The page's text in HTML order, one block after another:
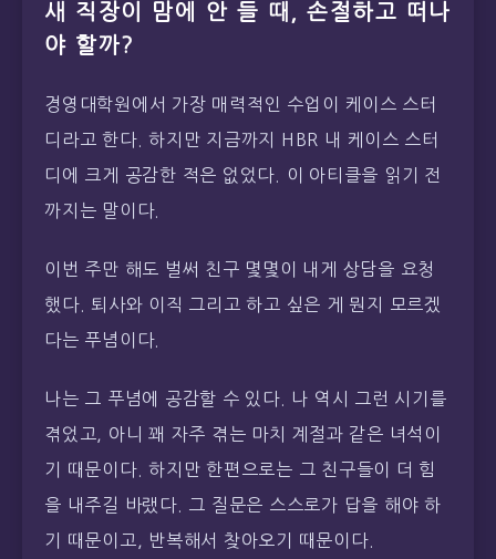
새 직장이 맘에 안 들 때, 손절하고 떠나
야 할까?
경영대학원에서 가장 매력적인 수업이 케이스 스터
디라고 한다. 하지만 지금까지 HBR 내 케이스 스터
디에 크게 공감한 적은 없었다. 이 아티클을 읽기 전
까지는 말이다.
이번 주만 해도 벌써 친구 몇몇이 내게 상담을 요청
했다. 퇴사와 이직 그리고 하고 싶은 게 뭔지 모르겠
다는 푸념이다.
나는 그 푸념에 공감할 수 있다. 나 역시 그런 시기를
겪었고, 아니 꽤 자주 겪는 마치 계절과 같은 녀석이
기 때문이다. 하지만 한편으로는 그 친구들이 더 힘
을 내주길 바랬다. 그 질문은 스스로가 답을 해야 하
기 때문이고, 반복해서 찾아오기 때문이다.